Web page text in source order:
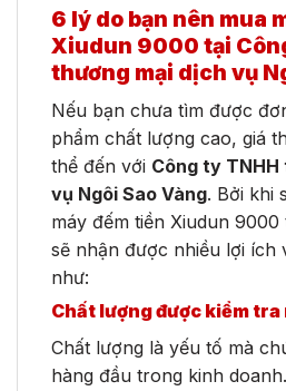
6 lý do bạn nên mua
Xiudun 9000 tại
thương mại dịch vụ
Nếu bạn chưa tìm được
phẩm chất lượng cao, giá
thể đến với Công ty
vụ Ngôi Sao Vàng. Bởi khi
máy đếm tiền Xiudun
sẽ nhận được nhiều lợi ích
như:
Chất lượng được kiểm
Chất lượng là yếu tố mà
hàng đầu trong kinh